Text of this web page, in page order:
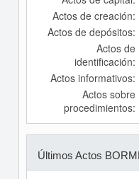
Actos de creación:
Actos de depósitos:
Actos de
identificación:
Actos informativos:
Actos sobre
procedimientos:
Últimos Actos